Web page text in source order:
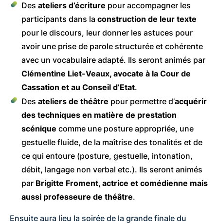
Des ateliers d’écriture pour accompagner les
participants dans la construction de leur texte
pour le discours, leur donner les astuces pour
avoir une prise de parole structurée et cohérente
avec un vocabulaire adapté. Ils seront animés par
Clémentine Liet-Veaux, avocate à la Cour de
Cassation et au Conseil d’Etat.
Des ateliers de théâtre pour permettre d’acquérir
des techniques en matière de prestation
scénique comme une posture appropriée, une
gestuelle fluide, de la maîtrise des tonalités et de
ce qui entoure (posture, gestuelle, intonation,
débit, langage non verbal etc.). Ils seront animés
par Brigitte Froment, actrice et comédienne mais
aussi professeure de théâtre.
Ensuite aura lieu la soirée de la grande finale du